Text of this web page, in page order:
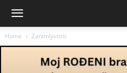
Home Zanimljivosti